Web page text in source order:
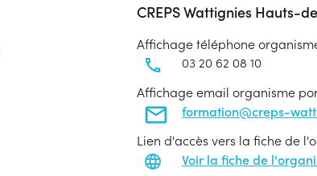
CREPS Wattignies Hauts-
Affichage téléphone
03 20 62 08 10
Affichage email organisme
formation@creps-
Lien d'accès vers la fiche de
Voir la fiche de